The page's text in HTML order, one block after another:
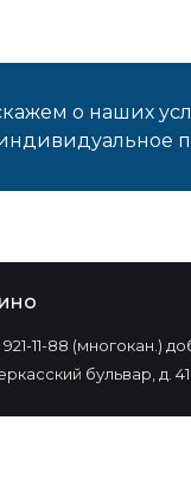
о наших
921-11-88 (многокан.)
бульвар, д. 41